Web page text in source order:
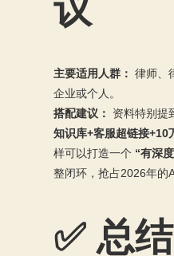
议
主要适用人群： 律师、
企业或个人。
搭配建议：
资料特别提
知识库+客服超链接+10
样可以打造一个 “有深
整闭环，抢占2026年的
✅ 总结